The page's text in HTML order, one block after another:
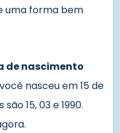
uma forma bem
de nascimento
nasceu em 15 de
15, 03 e 1990.